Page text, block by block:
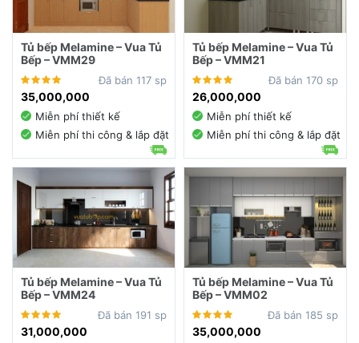
Tủ bếp Melamine – Vua Tủ
Bếp – VMM29
Đã bán 117 sp
35,000,000
Miễn phí thiết kế
Miễn phí thi công & lắp đặt
Tủ bếp Melamine – Vua Tủ
Bếp – VMM21
Đã bán 170 sp
26,000,000
Miễn phí thiết kế
Miễn phí thi công & lắp đặt
Tủ bếp Melamine – Vua Tủ
Bếp – VMM24
Đã bán 191 sp
31,000,000
Tủ bếp Melamine – Vua Tủ
Bếp – VMM02
Đã bán 185 sp
35,000,000